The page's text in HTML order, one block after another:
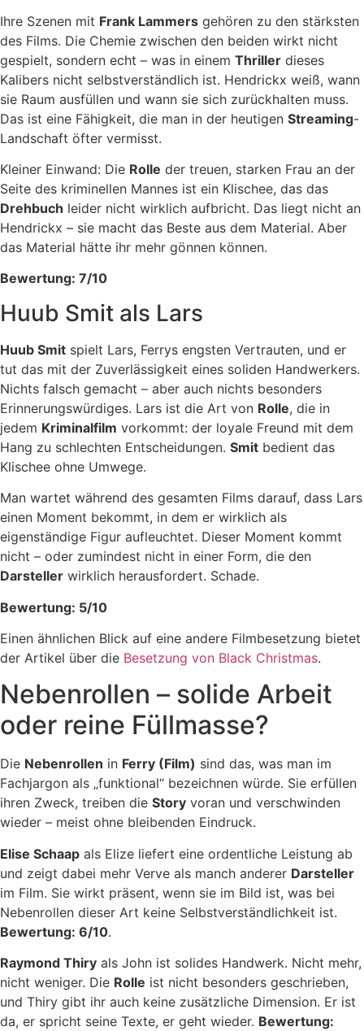
Ihre Szenen mit Frank Lammers gehören zu den stärksten
des Films. Die Chemie zwischen den beiden wirkt nicht
gespielt, sondern echt – was in einem Thriller dieses
Kalibers nicht selbstverständlich ist. Hendrickx weiß, wann
sie Raum ausfüllen und wann sie sich zurückhalten muss.
Das ist eine Fähigkeit, die man in der heutigen Streaming-
Landschaft öfter vermisst.
Kleiner Einwand: Die Rolle der treuen, starken Frau an der
Seite des kriminellen Mannes ist ein Klischee, das das
Drehbuch leider nicht wirklich aufbricht. Das liegt nicht an
Hendrickx – sie macht das Beste aus dem Material. Aber
das Material hätte ihr mehr gönnen können.
Bewertung: 7/10
Huub Smit als Lars
Huub Smit spielt Lars, Ferrys engsten Vertrauten, und er
tut das mit der Zuverlässigkeit eines soliden Handwerkers.
Nichts falsch gemacht – aber auch nichts besonders
Erinnerungswürdiges. Lars ist die Art von Rolle, die in
jedem Kriminalfilm vorkommt: der loyale Freund mit dem
Hang zu schlechten Entscheidungen. Smit bedient das
Klischee ohne Umwege.
Man wartet während des gesamten Films darauf, dass Lars
einen Moment bekommt, in dem er wirklich als
eigenständige Figur aufleuchtet. Dieser Moment kommt
nicht – oder zumindest nicht in einer Form, die den
Darsteller wirklich herausfordert. Schade.
Bewertung: 5/10
Einen ähnlichen Blick auf eine andere Filmbesetzung bietet
der Artikel über die Besetzung von Black Christmas.
Nebenrollen – solide Arbeit
oder reine Füllmasse?
Die Nebenrollen in Ferry (Film) sind das, was man im
Fachjargon als „funktional“ bezeichnen würde. Sie erfüllen
ihren Zweck, treiben die Story voran und verschwinden
wieder – meist ohne bleibenden Eindruck.
Elise Schaap als Elize liefert eine ordentliche Leistung ab
und zeigt dabei mehr Verve als manch anderer Darsteller
im Film. Sie wirkt präsent, wenn sie im Bild ist, was bei
Nebenrollen dieser Art keine Selbstverständlichkeit ist.
Bewertung: 6/10.
Raymond Thiry als John ist solides Handwerk. Nicht mehr,
nicht weniger. Die Rolle ist nicht besonders geschrieben,
und Thiry gibt ihr auch keine zusätzliche Dimension. Er ist
da, er spricht seine Texte, er geht wieder. Bewertung: